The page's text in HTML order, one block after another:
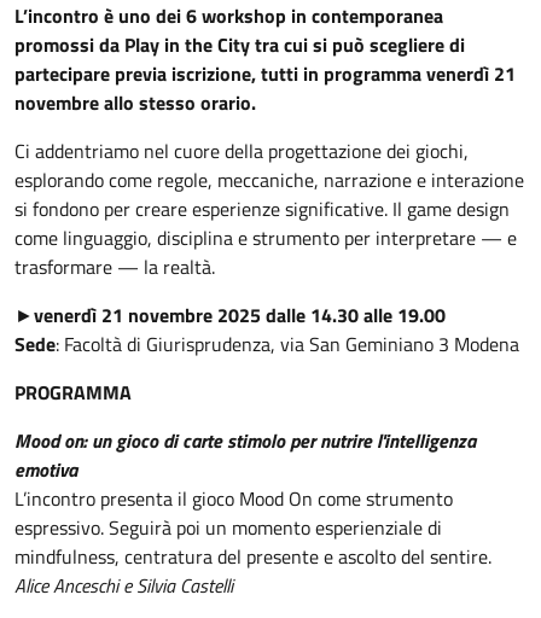
L’incontro è uno dei 6 workshop in contemporanea
promossi da Play in the City tra cui si può scegliere di
partecipare previa iscrizione, tutti in programma venerdì 21
novembre allo stesso orario.
Ci addentriamo nel cuore della progettazione dei giochi,
esplorando come regole, meccaniche, narrazione e interazione
si fondono per creare esperienze significative. Il game design
come linguaggio, disciplina e strumento per interpretare — e
trasformare — la realtà.
►venerdì 21 novembre 2025 dalle 14.30 alle 19.00
Sede: Facoltà di Giurisprudenza, via San Geminiano 3 Modena
PROGRAMMA
Mood on: un gioco di carte stimolo per nutrire l'intelligenza
emotiva
L’incontro presenta il gioco Mood On come strumento
espressivo. Seguirà poi un momento esperienziale di
mindfulness, centratura del presente e ascolto del sentire.
Alice Anceschi e Silvia Castelli